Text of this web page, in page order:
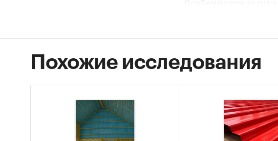
волатильный
преобладание
социально-
влияние
Похожие исследования